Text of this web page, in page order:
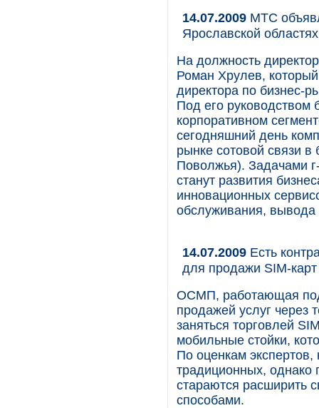
14.07.2009 МТС
Ярославской областях
На должность
Роман Хрулев,
директора по бизнес-
Под его руководством
корпоративном
сегодняшний день
рынке сотовой связи в
Поволжья). Задачами
станут развития
инновационных
обслуживания,
14.07.2009 Есть
для продажи SIM-карт
ОСМП, работающая под
продажей услуг через
заняться торговлей
мобильные стойки,
По оценкам
традиционных, однако
стараются расширить
способами.